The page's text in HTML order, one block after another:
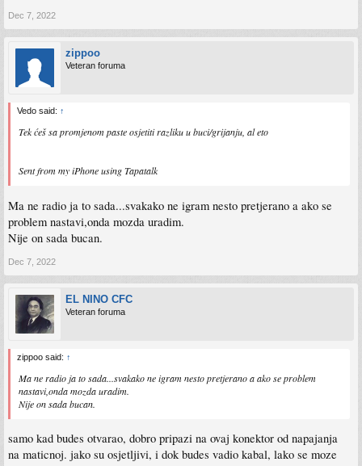
Dec 7, 2022
zippoo
Veteran foruma
Vedo said: ↑
Tek ćeš sa promjenom paste osjetiti razliku u buci/grijanju, al eto
Sent from my iPhone using Tapatalk
Ma ne radio ja to sada...svakako ne igram nesto pretjerano a ako se
problem nastavi,onda mozda uradim.
Nije on sada bucan.
Dec 7, 2022
EL NINO CFC
Veteran foruma
zippoo said: ↑
Ma ne radio ja to sada...svakako ne igram nesto pretjerano a ako se problem
nastavi,onda mozda uradim.
Nije on sada bucan.
samo kad budes otvarao, dobro pripazi na ovaj konektor od napajanja
na maticnoj. jako su osjetljivi, i dok budes vadio kabal, lako se moze